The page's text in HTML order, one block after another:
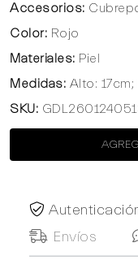
Accesorios:
Color: Rojo
Materiales: Piel
Medidas: Alto:
SKU:
Envíos